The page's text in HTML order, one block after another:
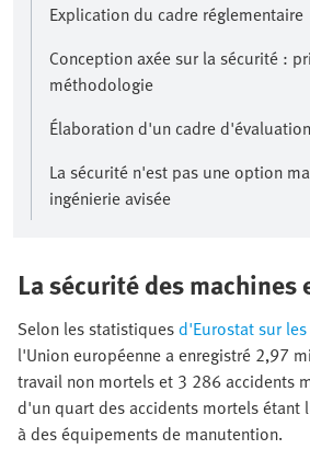
Explication du cadre réglementaire
Conception axée sur la sécurité :
méthodologie
Élaboration d'un cadre
La sécurité n'est pas une option
ingénierie avisée
La sécurité des machines
Selon les statistiquesd'Eurostat sur
l'Union européenne a enregistré 2,97
travail non mortels et 3 286 accidents
d'un quart des accidents mortels étant
à des équipements de manutention.